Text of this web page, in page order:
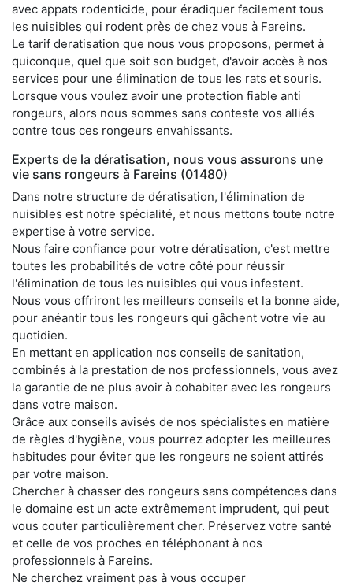
avec appats rodenticide, pour éradiquer facilement tous
les nuisibles qui rodent près de chez vous à Fareins.
Le tarif deratisation que nous vous proposons, permet à
quiconque, quel que soit son budget, d'avoir accès à nos
services pour une élimination de tous les rats et souris.
Lorsque vous voulez avoir une protection fiable anti
rongeurs, alors nous sommes sans conteste vos alliés
contre tous ces rongeurs envahissants.
Experts de la dératisation, nous vous assurons une
vie sans rongeurs à Fareins (01480)
Dans notre structure de dératisation, l'élimination de
nuisibles est notre spécialité, et nous mettons toute notre
expertise à votre service.
Nous faire confiance pour votre dératisation, c'est mettre
toutes les probabilités de votre côté pour réussir
l'élimination de tous les nuisibles qui vous infestent.
Nous vous offriront les meilleurs conseils et la bonne aide,
pour anéantir tous les rongeurs qui gâchent votre vie au
quotidien.
En mettant en application nos conseils de sanitation,
combinés à la prestation de nos professionnels, vous avez
la garantie de ne plus avoir à cohabiter avec les rongeurs
dans votre maison.
Grâce aux conseils avisés de nos spécialistes en matière
de règles d'hygiène, vous pourrez adopter les meilleures
habitudes pour éviter que les rongeurs ne soient attirés
par votre maison.
Chercher à chasser des rongeurs sans compétences dans
le domaine est un acte extrêmement imprudent, qui peut
vous couter particulièrement cher. Préservez votre santé
et celle de vos proches en téléphonant à nos
professionnels à Fareins.
Ne cherchez vraiment pas à vous occuper